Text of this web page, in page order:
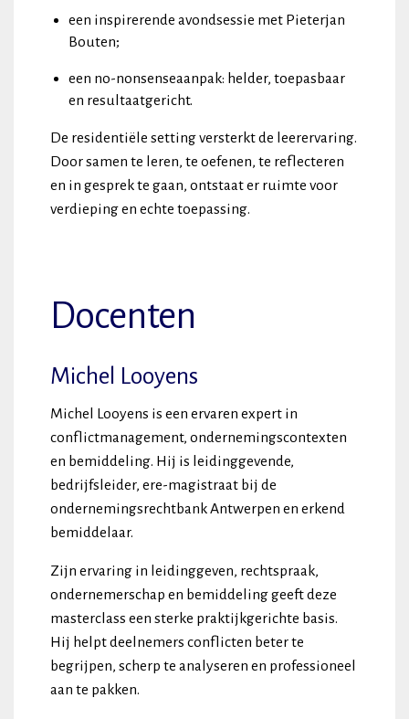
een inspirerende avondsessie met Pieterjan
Bouten;
een no-nonsenseaanpak: helder, toepasbaar
en resultaatgericht.
De residentiële setting versterkt de leerervaring.
Door samen te leren, te oefenen, te reflecteren
en in gesprek te gaan, ontstaat er ruimte voor
verdieping en echte toepassing.
Docenten
Michel Looyens
Michel Looyens is een ervaren expert in
conflictmanagement, ondernemingscontexten
en bemiddeling. Hij is leidinggevende,
bedrijfsleider, ere-magistraat bij de
ondernemingsrechtbank Antwerpen en erkend
bemiddelaar.
Zijn ervaring in leidinggeven, rechtspraak,
ondernemerschap en bemiddeling geeft deze
masterclass een sterke praktijkgerichte basis.
Hij helpt deelnemers conflicten beter te
begrijpen, scherp te analyseren en professioneel
aan te pakken.